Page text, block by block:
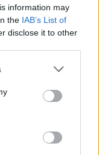
information may
the IAB’s List of
disclose it to other